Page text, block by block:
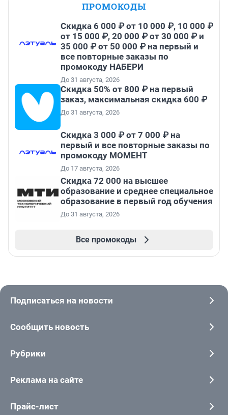
ПРОМОКОДЫ
Скидка 6 000 ₽ от 10 000 ₽, 10 000 ₽
от 15 000 ₽, 20 000 ₽ от 30 000 ₽ и
35 000 ₽ от 50 000 ₽ на первый и
все повторные заказы по
промокоду НАБЕРИ
До 31 августа, 2026
Скидка 50% от 800 ₽ на первый
заказ, максимальная скидка 600 ₽
До 31 августа, 2026
Скидка 3 000 ₽ от 7 000 ₽ на
первый и все повторные заказы по
промокоду МОМЕНТ
До 17 августа, 2026
Скидка 72 000 на высшее
образование и среднее специальное
образование в первый год обучения
До 31 августа, 2026
Все промокоды
Подписаться на новости
Сообщить новость
Рубрики
Реклама на сайте
Прайс-лист